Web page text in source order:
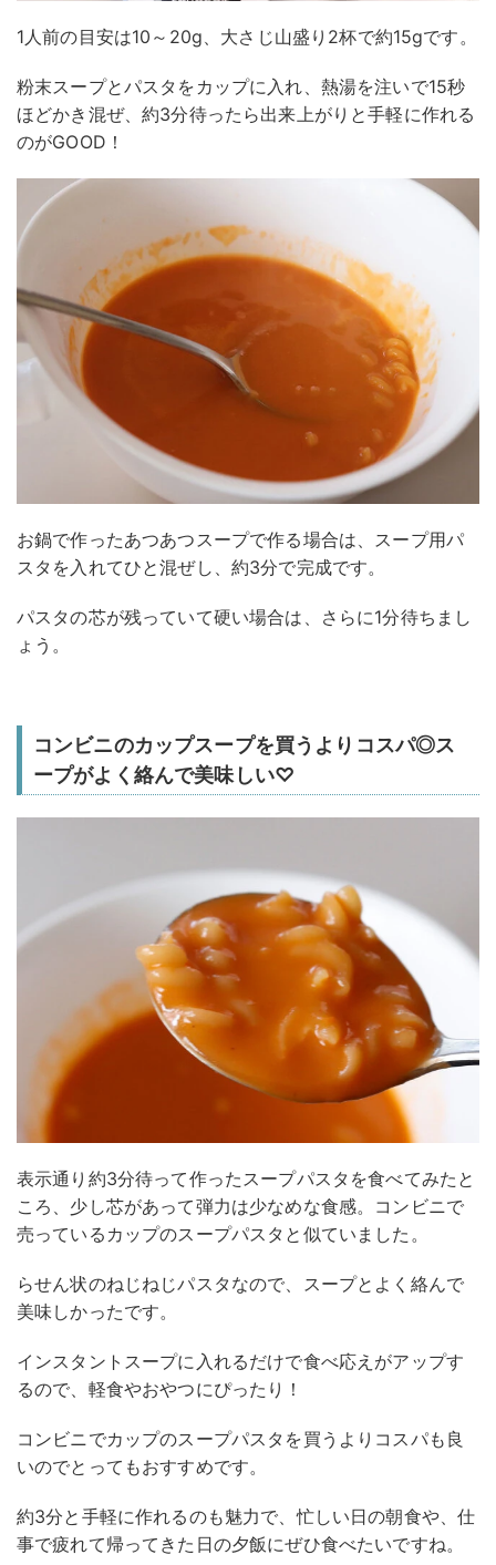
1人前の目安は10～20g、大さじ山盛り2杯で約15gです。
粉末スープとパスタをカップに入れ、熱湯を注いで15秒
ほどかき混ぜ、約3分待ったら出来上がりと手軽に作れる
のがGOOD！
お鍋で作ったあつあつスープで作る場合は、スープ用パ
スタを入れてひと混ぜし、約3分で完成です。
パスタの芯が残っていて硬い場合は、さらに1分待ちまし
ょう。
コンビニのカップスープを買うよりコスパ◎ス
ープがよく絡んで美味しい♡
表示通り約3分待って作ったスープパスタを食べてみたと
ころ、少し芯があって弾力は少なめな食感。コンビニで
売っているカップのスープパスタと似ていました。
らせん状のねじねじパスタなので、スープとよく絡んで
美味しかったです。
インスタントスープに入れるだけで食べ応えがアップす
るので、軽食やおやつにぴったり！
コンビニでカップのスープパスタを買うよりコスパも良
いのでとってもおすすめです。
約3分と手軽に作れるのも魅力で、忙しい日の朝食や、仕
事で疲れて帰ってきた日の夕飯にぜひ食べたいですね。